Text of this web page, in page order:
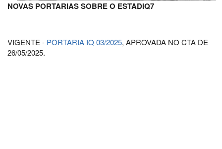
NOVAS PORTARIAS SOBRE O ESTADIQ7
VIGENTE - PORTARIA IQ 03/2025, APROVADA NO CTA DE
26/05/2025.